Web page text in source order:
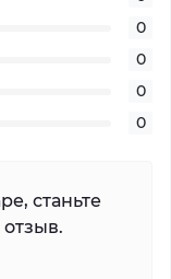
0
0
0
0
станьте